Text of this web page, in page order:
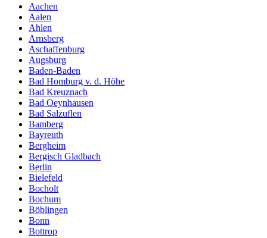
Aachen
Aalen
Ahlen
Arnsberg
Aschaffenburg
Augsburg
Baden-Baden
Bad Homburg v. d. Höhe
Bad Kreuznach
Bad Oeynhausen
Bad Salzuflen
Bamberg
Bayreuth
Bergheim
Bergisch Gladbach
Berlin
Bielefeld
Bocholt
Bochum
Böblingen
Bonn
Bottrop